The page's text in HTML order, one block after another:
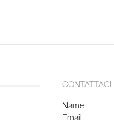
CONTATTACI
Name
Email